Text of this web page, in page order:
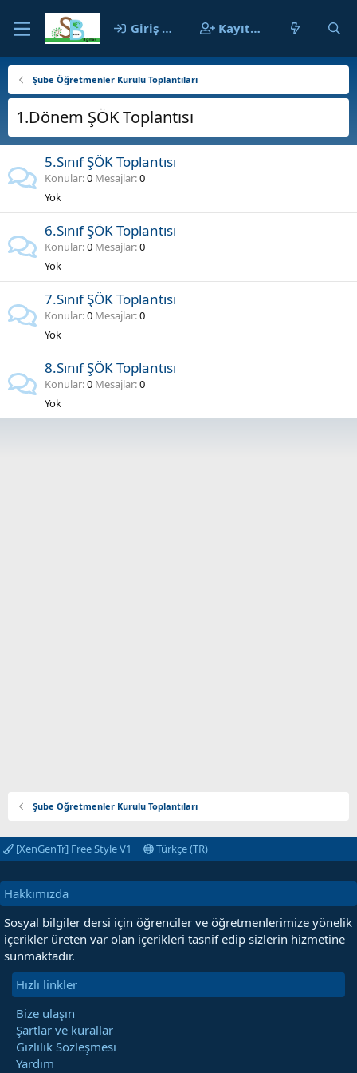
Giriş yap Kayıt ol
Şube Öğretmenler Kurulu Toplantıları
1.Dönem ŞÖK Toplantısı
5.Sınıf ŞÖK Toplantısı
Konular 0 Mesajlar 0
Yok
6.Sınıf ŞÖK Toplantısı
Konular 0 Mesajlar 0
Yok
7.Sınıf ŞÖK Toplantısı
Konular 0 Mesajlar 0
Yok
8.Sınıf ŞÖK Toplantısı
Konular 0 Mesajlar 0
Yok
Şube Öğretmenler Kurulu Toplantıları
[XenGenTr] Free Style V1 Türkçe (TR)
Hakkımızda
Sosyal bilgiler dersi için öğrenciler ve öğretmenlerimize yönelik
içerikler üreten var olan içerikleri tasnif edip sizlerin hizmetine
sunmaktadır.
Hızlı linkler
Bize ulaşın
Şartlar ve kurallar
Gizlilik Sözleşmesi
Yardım